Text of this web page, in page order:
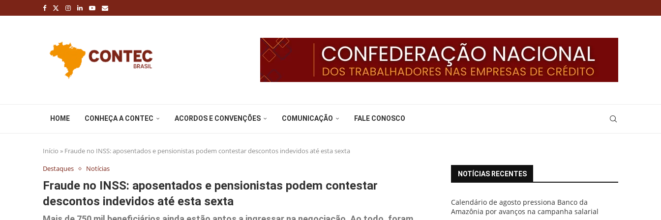
HOME CONHEÇA A CONTEC ACORDOS E CONVENÇÕES COMUNICAÇÃO FALE CONOSCO
Início » Fraude no INSS: aposentados e pensionistas podem contestar descontos indevidos até esta sexta
Destaques
Notícias
Fraude no INSS: aposentados e pensionistas podem contestar
descontos indevidos até esta sexta
NOTÍCIAS RECENTES
Calendário de agosto pressiona Banco da
Amazônia por avanços na campanha salarial